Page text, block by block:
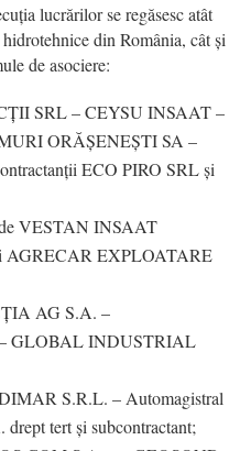
lucrărilor se regăsesc atât
din România, cât și
de asociere:
SRL – CEYSU INSAAT –
ORĂȘENEȘTI SA –
ECO PIRO SRL și
VESTAN INSAAT
EXPLOATARE
AG S.A. –
GLOBAL INDUSTRIAL
S.R.L. – Automagistral
tert și subcontractant;